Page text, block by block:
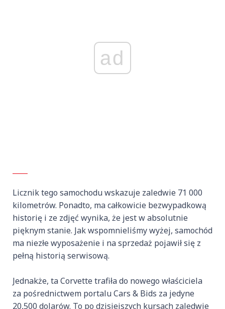
ad
Licznik tego samochodu wskazuje zaledwie 71 000
kilometrów. Ponadto, ma całkowicie bezwypadkową
historię i ze zdjęć wynika, że jest w absolutnie
pięknym stanie. Jak wspomnieliśmy wyżej, samochód
ma niezłe wyposażenie i na sprzedaż pojawił się z
pełną historią serwisową.
Jednakże, ta Corvette trafiła do nowego właściciela
za pośrednictwem portalu Cars & Bids za jedyne
20,500 dolarów. To po dzisiejszych kursach zaledwie